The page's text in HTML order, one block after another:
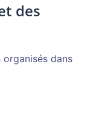
des
dans